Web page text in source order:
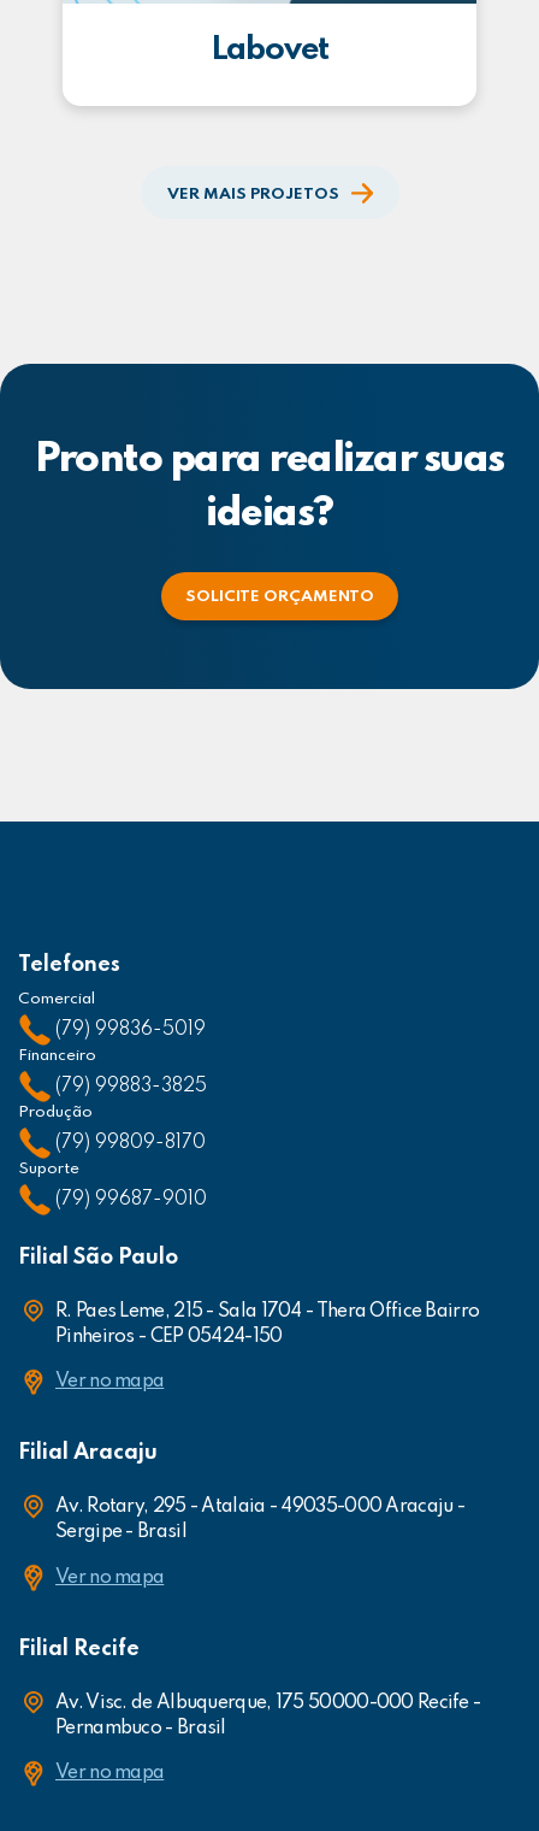
Labovet
VER MAIS PROJETOS
Pronto para realizar suas
ideias?
SOLICITE ORÇAMENTO
Telefones
Comercial
(79) 99836-5019
Financeiro
(79) 99883-3825
Produção
(79) 99809-8170
Suporte
(79) 99687-9010
Filial São Paulo
R. Paes Leme, 215 - Sala 1704 - Thera Office Bairro
Pinheiros - CEP 05424-150
Ver no mapa
Filial Aracaju
Av. Rotary, 295 - Atalaia - 49035-000 Aracaju -
Sergipe - Brasil
Ver no mapa
Filial Recife
Av. Visc. de Albuquerque, 175 50000-000 Recife -
Pernambuco - Brasil
Ver no mapa